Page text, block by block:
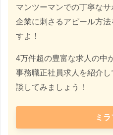
マンツーマンでの丁寧な
企業に刺さるアピール方
すよ！
4万件超の豊富な求人の中
事務職正社員求人を紹介
談してみましょう！
ミラ